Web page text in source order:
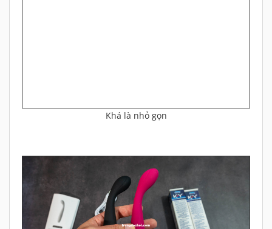
Mời các bạn xem thêm 1 số hình ảnh thật